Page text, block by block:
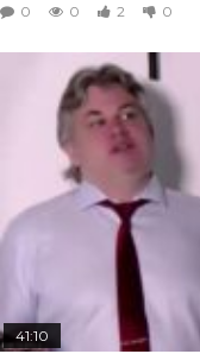
0 0 2 0
41:10